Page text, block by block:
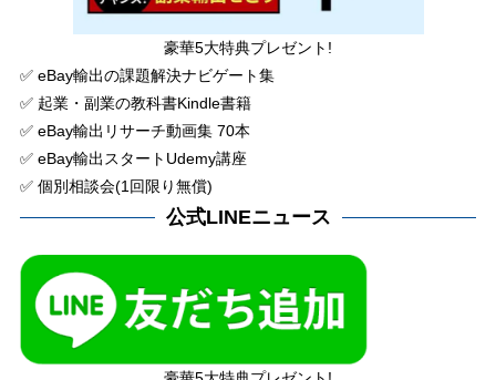
豪華5大特典プレゼント!
✅ eBay輸出の課題解決ナビゲート集
✅ 起業・副業の教科書Kindle書籍
✅ eBay輸出リサーチ動画集 70本
✅ eBay輸出スタートUdemy講座
✅ 個別相談会(1回限り無償)
公式LINEニュース